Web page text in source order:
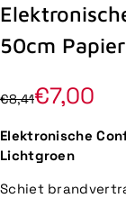
50cm
€8,41€7,00
Elektronische
Lichtgroen
Schiet